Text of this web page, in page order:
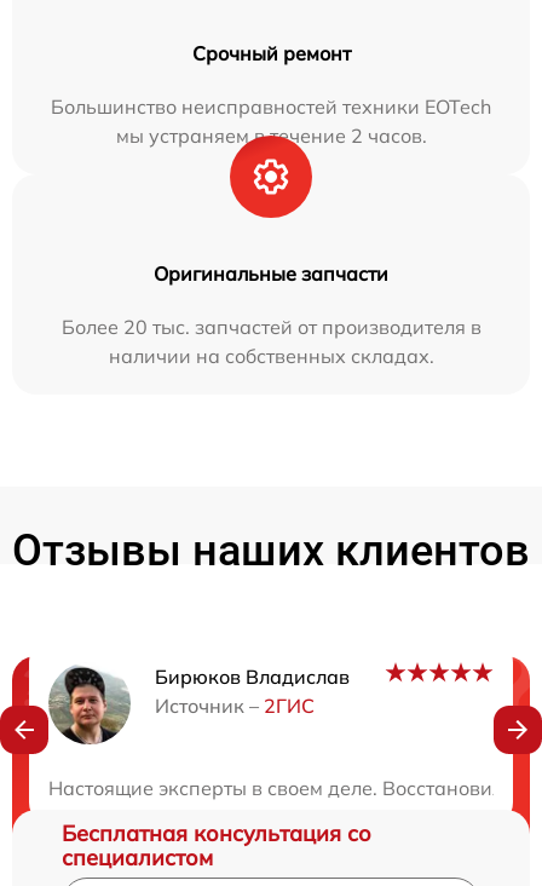
Срочный ремонт
Большинство неисправностей техники EOTech
мы устраняем в течение 2 часов.
Оригинальные запчасти
Более 20 тыс. запчастей от производителя в
наличии на собственных складах.
Отзывы наших клиентов
Бирюков Владислав
Источник – 2ГИС
Настоящие эксперты в своем деле. Восстановили
Нужна консультация?
Бесплатная консультация со
специалистом